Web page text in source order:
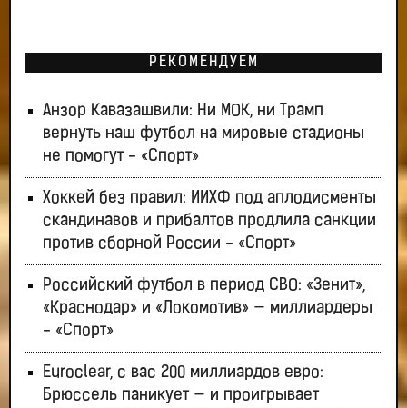
РЕКОМЕНДУЕМ
Анзор Кавазашвили: Ни МОК, ни Трамп
вернуть наш футбол на мировые стадионы
не помогут - «Спорт»
Хоккей без правил: ИИХФ под аплодисменты
скандинавов и прибалтов продлила санкции
против сборной России - «Спорт»
Российский футбол в период СВО: «Зенит»,
«Краснодар» и «Локомотив» — миллиардеры
- «Спорт»
Euroclear, с вас 200 миллиардов евро:
Брюссель паникует — и проигрывает